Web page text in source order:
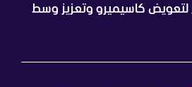
لتعويض كاسيميرو وتعزيز وسط